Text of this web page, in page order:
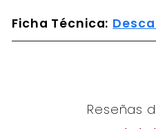
Ficha Técnica:
Reseñas